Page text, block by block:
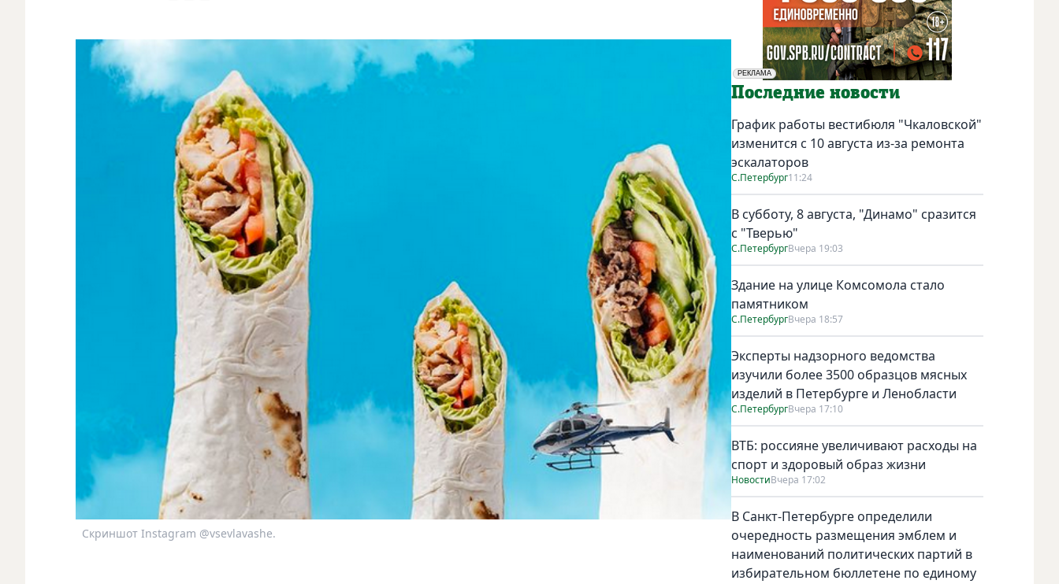
Скриншот Instagram @vsevlavashe.
РЕКЛАМА
Социальная реклама
Последние новости
График работы вестибюля "Чкаловской"
изменится с 10 августа из-за ремонта
эскалаторов
С.Петербург11:24
В субботу, 8 августа, "Динамо" сразится
с "Тверью"
С.ПетербургВчера 19:03
Здание на улице Комсомола стало
памятником
С.ПетербургВчера 18:57
Эксперты надзорного ведомства
изучили более 3500 образцов мясных
изделий в Петербурге и Ленобласти
С.ПетербургВчера 17:10
ВТБ: россияне увеличивают расходы на
спорт и здоровый образ жизни
НовостиВчера 17:02
В Санкт-Петербурге определили
очередность размещения эмблем и
наименований политических партий в
избирательном бюллетене по единому